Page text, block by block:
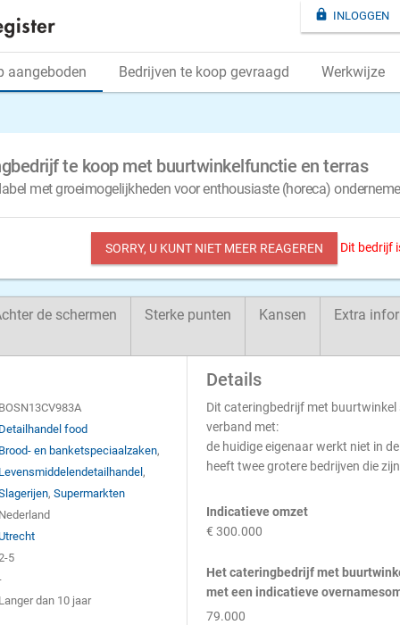
te koop met buurtwinkelfunctie en terras
met groeimogelijkheden voor enthousiaste (horeca)
SORRY, U KUNT NIET MEER REAGEREN Dit bedrijf
de schermen Sterke punten Kansen Extra
BOSN13CV983A
Detailhandel food
Brood- en banketspeciaalzaken,
Levensmiddelendetailhandel,
,Supermarkten
Nederland
5
Langer dan 10 jaar
Details
Dit cateringbedrijf met buurtwinkel
verband met:
de huidige eigenaar werkt niet in
heeft twee grotere bedrijven die
Indicatieve omzet
€ 300.000
Het cateringbedrijf met
met een indicatieve
79.000
 INLOGGEN
aangeboden Bedrijven te koop gevraagd Werkwijze